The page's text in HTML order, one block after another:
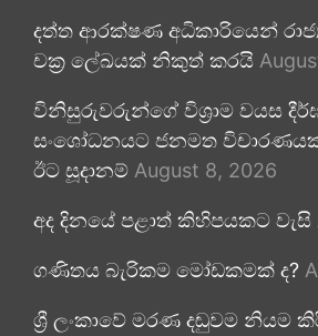
දත්ත ආරක්ෂණ අධිකාරියෙන්
චක්‍ර ලේඛයක් නිකුත් කරයි
විනිසුරුවරුන්ගේ විශ්‍රාම වයස
සංශෝධනයට ජනමත
ඊට සූදානම් August 8, 2026
අද දිනයේ පළාත් කිහිපයකට වැසි
ගණිතය බැරිකම මෝඩකමක් ද?
ශ්‍රී ලංකාවේ මරණ දඬුවම නියම